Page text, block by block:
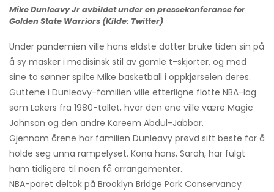
Mike Dunleavy Jr avbildet under en pressekonferanse for
Golden State Warriors (Kilde: Twitter)
Under pandemien ville hans eldste datter bruke tiden sin på
å sy masker i medisinsk stil av gamle t-skjorter, og med
sine to sønner spilte Mike basketball i oppkjørselen deres.
Guttene i Dunleavy-familien ville etterligne flotte NBA-lag
som Lakers fra 1980-tallet, hvor den ene ville være Magic
Johnson og den andre Kareem Abdul-Jabbar.
Gjennom årene har familien Dunleavy prøvd sitt beste for å
holde seg unna rampelyset. Kona hans, Sarah, har fulgt
ham tidligere til noen få arrangementer.
NBA-paret deltok på Brooklyn Bridge Park Conservancy